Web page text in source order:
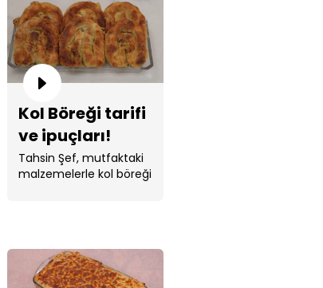
Kol Böreği tarifi
ve ipuçları!
Tahsin Şef, mutfaktaki
malzemelerle kol böreği